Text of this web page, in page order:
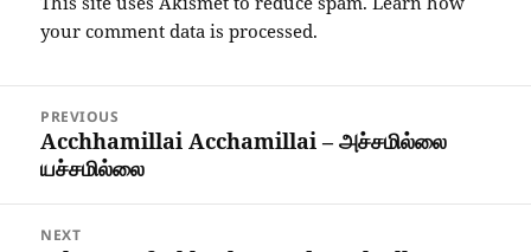
your comment data is processed.
navigation
PREVIOUS
Previous
post:
Acchhamillai Acchamillai – அச்சமில்லை
யச்சமில்லை
NEXT